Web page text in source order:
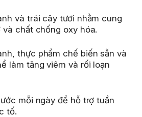
và trái cây tươi nhằm cung
chất chống oxy hóa.
thực phẩm chế biến sẵn và
làm tăng viêm và rối loạn
mỗi ngày để hỗ trợ tuần
tố.